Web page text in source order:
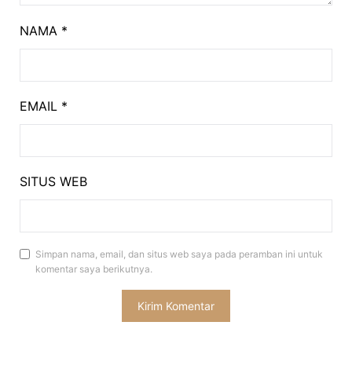
NAMA *
EMAIL *
SITUS WEB
Simpan nama, email, dan situs web saya pada peramban ini untuk
komentar saya berikutnya.